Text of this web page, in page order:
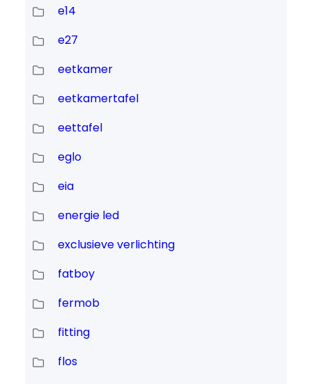
e14
e27
eetkamer
eetkamertafel
eettafel
eglo
eia
energie led
exclusieve verlichting
fatboy
fermob
fitting
flos